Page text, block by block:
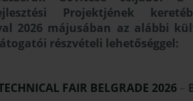
Projektjének
2026 májusában az alábbi
részvételi lehetőséggel:
FAIR BELGRADE 2026 –